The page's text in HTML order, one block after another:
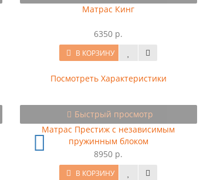
Матрас Кинг
6350 р.
В КОРЗИНУ
Посмотреть Характеристики
Быстрый просмотр
Матрас Престиж с независимым
пружинным блоком
8950 р.
В КОРЗИНУ